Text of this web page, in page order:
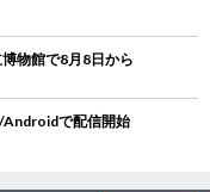
物館で8月8日から
で配信開始